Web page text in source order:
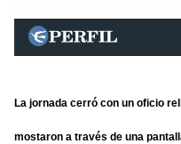
La jornada cerró con un oficio
mostaron a través de una